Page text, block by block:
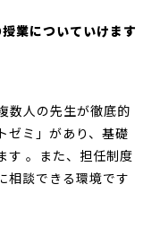
業についていけます
数人の先生が徹底的
ゼミ」があり、基礎
す 。また、担任制度
相談できる環境です